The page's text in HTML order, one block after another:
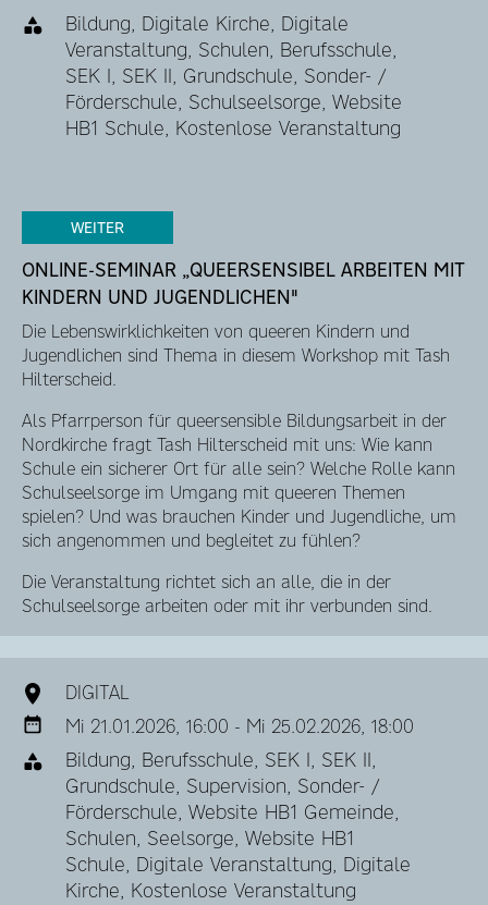
Bildung, Digitale Kirche, Digitale
Veranstaltung, Schulen, Berufsschule,
SEK I, SEK II, Grundschule, Sonder- /
Förderschule, Schulseelsorge, Website
HB1 Schule, Kostenlose Veranstaltung
WEITER
ONLINE-SEMINAR „QUEERSENSIBEL ARBEITEN MIT
KINDERN UND JUGENDLICHEN"
Die Lebenswirklichkeiten von queeren Kindern und
Jugendlichen sind Thema in diesem Workshop mit Tash
Hilterscheid.
Als Pfarrperson für queersensible Bildungsarbeit in der
Nordkirche fragt Tash Hilterscheid mit uns: Wie kann
Schule ein sicherer Ort für alle sein? Welche Rolle kann
Schulseelsorge im Umgang mit queeren Themen
spielen? Und was brauchen Kinder und Jugendliche, um
sich angenommen und begleitet zu fühlen?
Die Veranstaltung richtet sich an alle, die in der
Schulseelsorge arbeiten oder mit ihr verbunden sind.
DIGITAL
Mi 21.01.2026, 16:00 - Mi 25.02.2026, 18:00
Bildung, Berufsschule, SEK I, SEK II,
Grundschule, Supervision, Sonder- /
Förderschule, Website HB1 Gemeinde,
Schulen, Seelsorge, Website HB1
Schule, Digitale Veranstaltung, Digitale
Kirche, Kostenlose Veranstaltung